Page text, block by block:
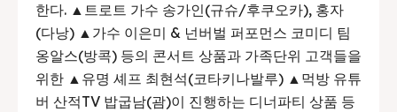
한다. ▲트로트 가수 송가인(규슈/후쿠오카), 홍자
(다낭) ▲가수 이은미 & 넌버벌 퍼포먼스 코미디 팀
옹알스(방콕) 등의 콘서트 상품과 가족단위 고객들을
위한 ▲유명 셰프 최현석(코타키나발루) ▲먹방 유튜
버 산적TV 밥굽남(괌)이 진행하는 디너파티 상품 등